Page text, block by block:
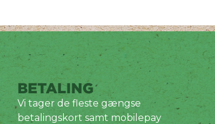
BETALING
Vi tager de fleste gængse
betalingskort samt mobilepay